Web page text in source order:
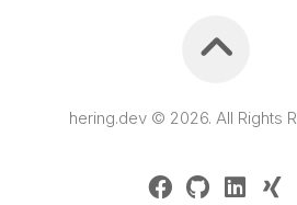
hering.dev © 2026. All Rights